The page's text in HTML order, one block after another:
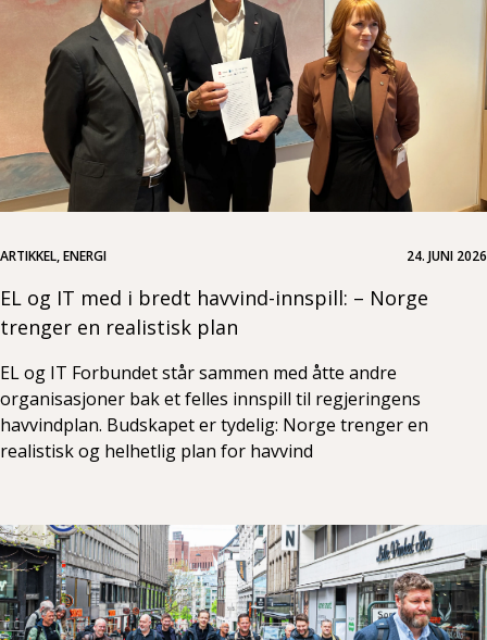
ARTIKKEL, ENERGI 24. JUNI 2026
EL og IT med i bredt havvind-innspill: – Norge
trenger en realistisk plan
EL og IT Forbundet står sammen med åtte andre
organisasjoner bak et felles innspill til regjeringens
havvindplan. Budskapet er tydelig: Norge trenger en
realistisk og helhetlig plan for havvind